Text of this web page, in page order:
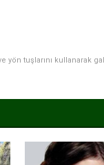
yön tuşlarını kullanarak